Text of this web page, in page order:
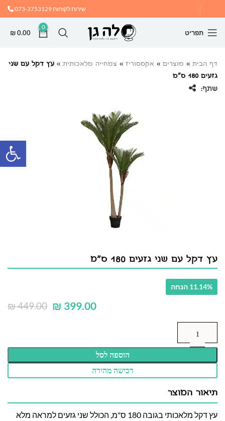
שירות לקוחות073-3753129
תפריט
0
₪0.00
דף הבית » מוצרים » אקססוריז » צמחייה מלאכותית » עץ דקל עם שני
גזעים 180 ס”מ
שתף:
עץ דקל עם שני גזעים 180 ס"מ
11.14% הנחה
₪449.00 ₪ 399.00
הוספה לסל
רכישה מהירה
תיאור המוצר
עץ דקל מלאכותי בגובה 180 ס"מ, הכולל שני גזעים למראה מלא